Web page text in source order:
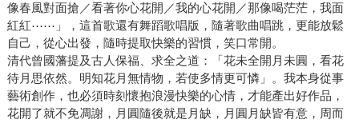
像春風對面搶／看著你心花開／我的心花開／那像喝茫茫，我面
紅紅⋯⋯」，這首歌還有舞蹈歌唱版，隨著歌曲唱跳，更能放鬆
自己，從心出發，隨時提取快樂的習慣，笑口常開。
清代曾國藩提及古人保福、求全之道：「花未全開月未圓，看花
待月思依然。明知花月無情物，若使多情更可憐」。我本身從事
藝術創作，也必須時刻懷抱浪漫快樂的心情，才能產出好作品，
花開了就不免凋謝，月圓隨後就是月缺，月圓月缺皆有意，周而